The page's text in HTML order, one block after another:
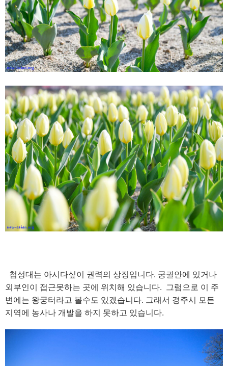
첨성대는 아시다싶이 권력의 상징입니다. 궁궐안에 있거나
외부인이 접근못하는 곳에 위치해 있습니다. 그럼으로 이 주
변에는 왕궁터라고 볼수도 있겠습니다. 그래서 경주시 모든
지역에 농사나 개발을 하지 못하고 있습니다.